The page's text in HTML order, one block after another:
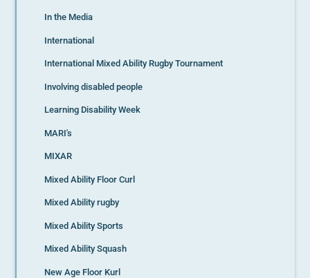
In the Media
International
International Mixed Ability Rugby Tournament
Involving disabled people
Learning Disability Week
MARI's
MIXAR
Mixed Ability Floor Curl
Mixed Ability rugby
Mixed Ability Sports
Mixed Ability Squash
New Age Floor Kurl